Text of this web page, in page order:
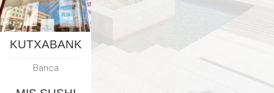
KUTXABANK
Banca